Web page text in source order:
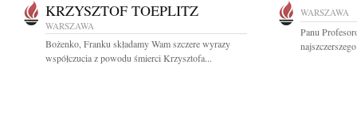
KRZYSZTOF TOEPLITZ
WARSZAWA
Bożenko, Franku składamy Wam szczere wyrazy
współczucia z powodu śmierci Krzysztofa...
WARSZAWA
Panu